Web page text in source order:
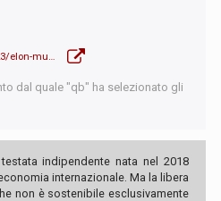
www.cnbc.com/2019/11/23/elon-musk-says-tesla-has-received-146000-orders-for-its-cybertruck.html
dal quale "qb" ha selezionato gli
indipendente nata nel 2018
internazionale. Ma la libera
non è sostenibile esclusivamente